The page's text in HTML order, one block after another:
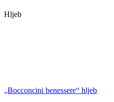
Hljeb
„Bocconcini benessere“ hljeb